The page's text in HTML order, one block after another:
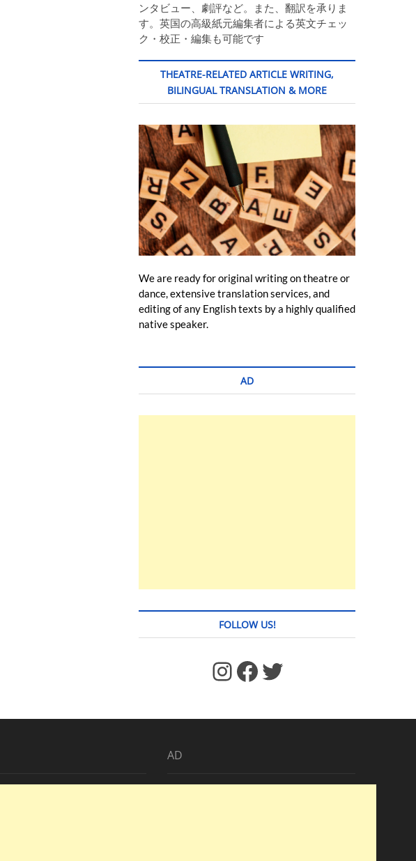
ンタビュー、劇評など。また、翻訳を承りま
す。英国の高級紙元編集者による英文チェッ
ク・校正・編集も可能です
THEATRE-RELATED ARTICLE WRITING,
BILINGUAL TRANSLATION & MORE
We are ready for original writing on theatre or
dance, extensive translation services, and
editing of any English texts by a highly qualified
native speaker.
AD
FOLLOW US!
https://www.facebook.com/jstages/ Facebook Twitter
AD